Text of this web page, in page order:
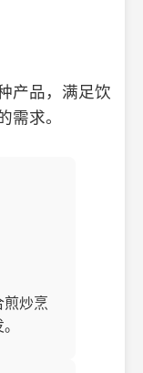
产品，满足饮
求。
炒烹